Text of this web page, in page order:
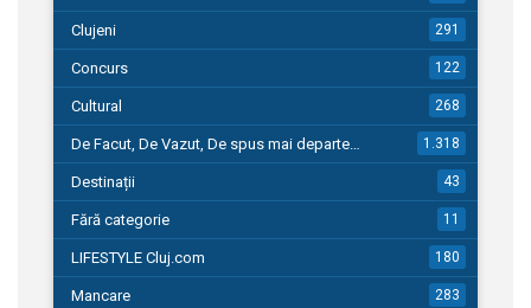
Clujeni 291
Concurs 122
Cultural 268
De Facut, De Vazut, De spus mai departe… 1.318
Destinații 43
Fără categorie 11
LIFESTYLE Cluj.com 180
Mancare 283